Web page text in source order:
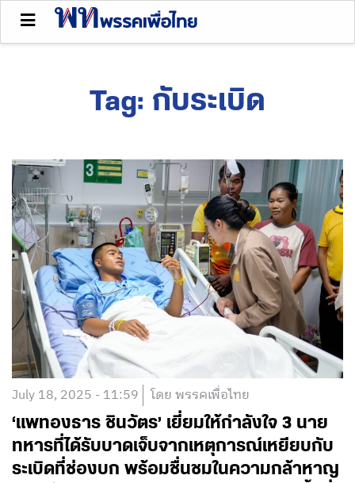
Tag: กับระเบิด
July 18, 2025 - 11:59 โดย พรรคเพื่อไทย
‘แพทองธาร ชินวัตร’ เยี่ยมให้กำลังใจ 3 นาย
ทหารที่ได้รับบาดเจ็บจากเหตุการณ์เหยียบกับ
ระเบิดที่ช่องบก พร้อมชื่นชมในความกล้าหาญ